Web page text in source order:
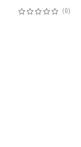
Bewertung:
0